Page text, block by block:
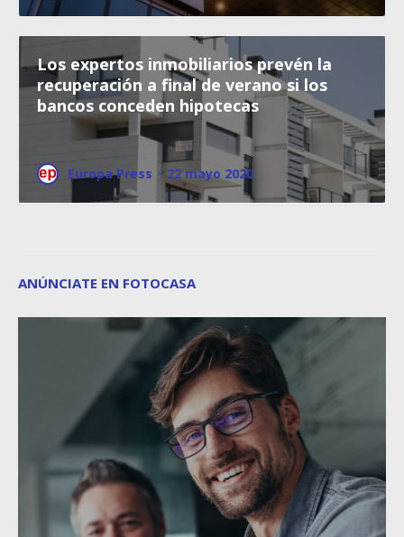
Los expertos inmobiliarios prevén la
recuperación a final de verano si los
bancos conceden hipotecas
Europa Press · 22 mayo 2020
ANÚNCIATE EN FOTOCASA